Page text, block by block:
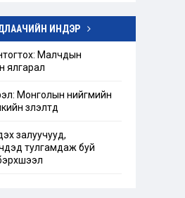
байгууллагын тухай
шаардлагын тандан
байгууллага”-ын
улсын эрх зүйн
ИНДЭР
Малчдын
ялгарал
Монголын нийгмийн
үзүүлэлтүүд
залуучууд,
тулгамдаж буй